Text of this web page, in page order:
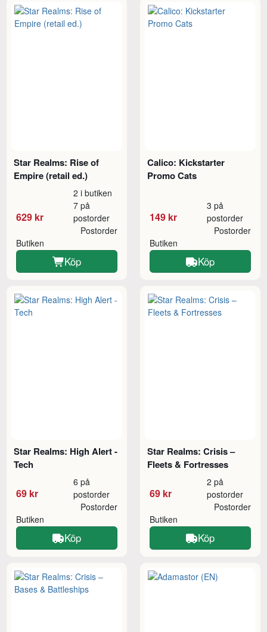
Star Realms: Rise of
Empire (retail ed.)
629 kr
2 i butiken
7 på
postorder
Butiken
Postorder
Köp
Calico: Kickstarter
Promo Cats
149 kr
3 på
postorder
Butiken
Postorder
Köp
Star Realms: High Alert -
Tech
69 kr
6 på
postorder
Butiken
Postorder
Köp
Star Realms: Crisis –
Fleets & Fortresses
69 kr
2 på
postorder
Butiken
Postorder
Köp